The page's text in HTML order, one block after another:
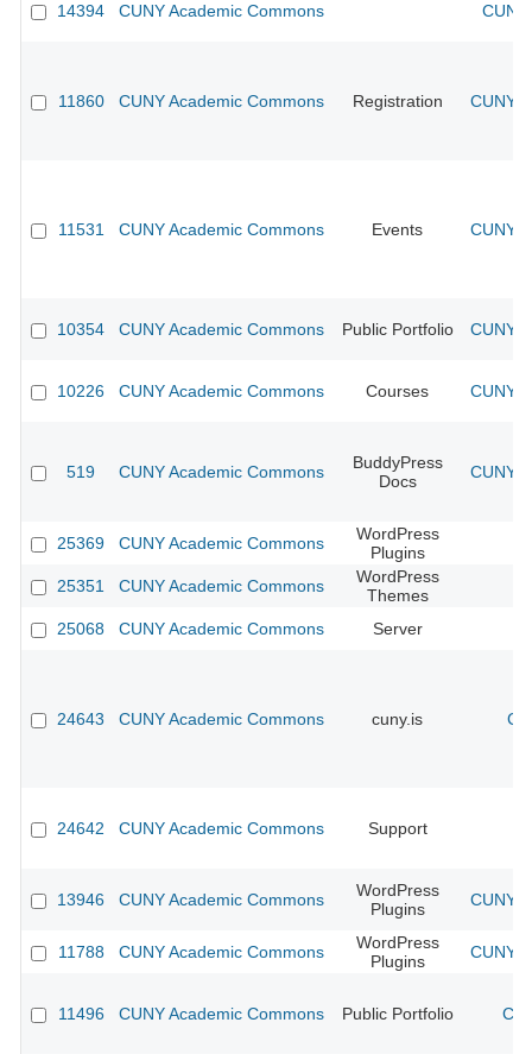
14394 CUNY Academic Commons
11860 CUNY Academic Commons Registration CUNY
11531 CUNY Academic Commons Events CUNY
10354 CUNY Academic Commons Public Portfolio CUNY
10226 CUNY Academic Commons Courses CUNY
519 CUNY Academic Commons
BuddyPress
Docs
CUNY
25369 CUNY Academic Commons
WordPress
Plugins
25351
CUNY Academic Commons
WordPress
Themes
25068
CUNY Academic Commons Server
24643 CUNY Academic Commons cuny.is
24642 CUNY Academic Commons Support
13946 CUNY Academic Commons
WordPress
Plugins
CUNY
11788 CUNY Academic Commons
WordPress
Plugins
CUNY
11496 CUNY Academic Commons Public Portfolio